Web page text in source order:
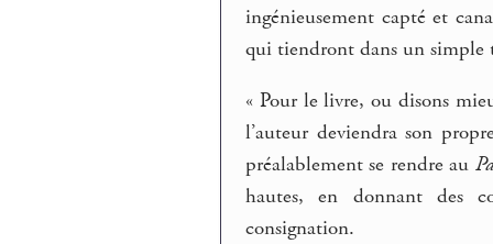
ingénieusement capté et
qui tiendront dans un simple
« Pour le livre, ou disons
l’auteur deviendra son
préalablement se rendre au
hautes, en donnant des
consignation.